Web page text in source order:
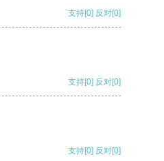
支持[0] 反对[0]
支持[0] 反对[0]
支持[0] 反对[0]